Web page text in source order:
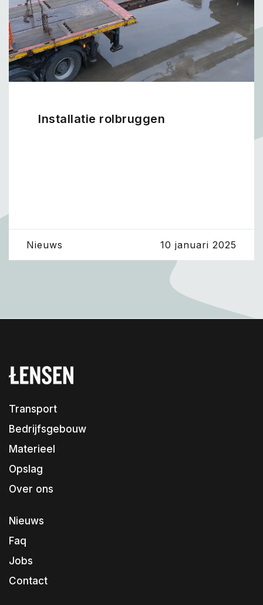
Installatie rolbruggen
Nieuws 10 januari 2025
Transport
Bedrijfsgebouw
Materieel
Opslag
Over ons
Nieuws
Faq
Jobs
Contact